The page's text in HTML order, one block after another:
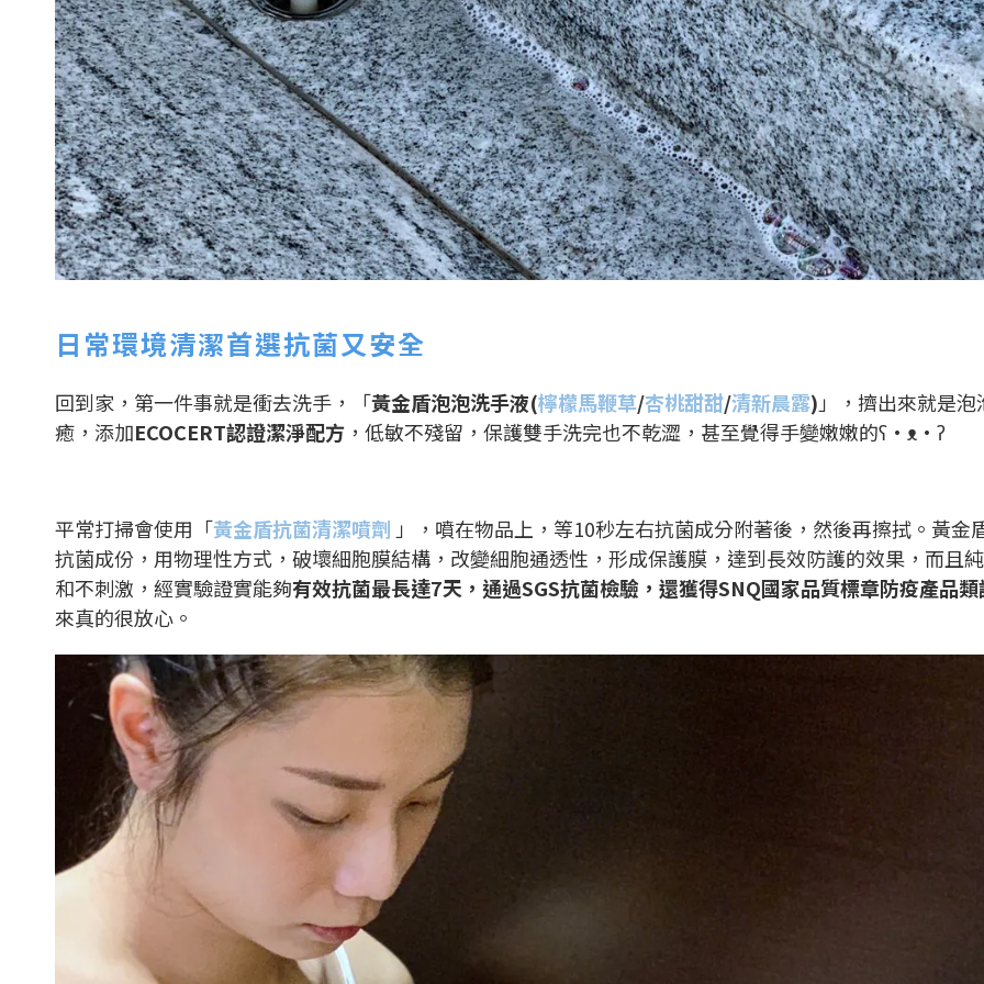
日常環境清潔首選抗菌又安全
回到家，第一件事就是衝去洗手，「黃金盾泡泡洗手液(檸檬馬鞭草/杏桃甜甜/清新晨露)」，擠出來就是泡
癒，添加ECOCERT認證潔淨配方 ，低敏不殘留，保護雙手洗完也不乾澀，甚至覺得手變嫩嫩的ʕ•ᴥ•ʔ
平常打掃會使用「黃金盾抗菌清潔噴劑 」，噴在物品上，等10秒左右抗菌成分附著後，然後再擦拭。黃金
抗菌成份，用物理性方式，破壞細胞膜結構，改變細胞通透性，形成保護膜，達到長效防護的效果，而且
和不刺激，經實驗證實能夠有效抗菌最長達7天，通過SGS抗菌檢驗，還獲得SNQ國家品質標章防疫產品
來真的很放心。